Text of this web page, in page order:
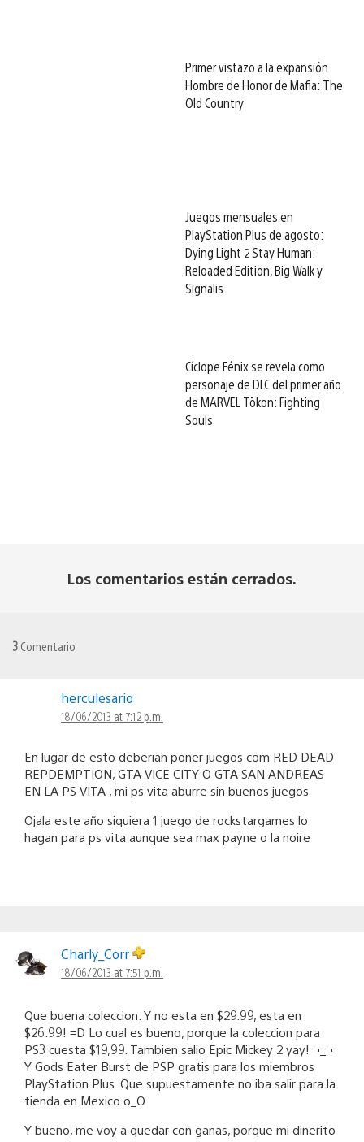
Primer vistazo a la expansión
Hombre de Honor de Mafia: The
Old Country
Juegos mensuales en
PlayStation Plus de agosto:
Dying Light 2 Stay Human:
Reloaded Edition, Big Walk y
Signalis
Cíclope Fénix se revela como
personaje de DLC del primer año
de MARVEL Tōkon: Fighting
Souls
Los comentarios están cerrados.
3 Comentario
herculesario
18/06/2013 at 7:12 p.m.
En lugar de esto deberian poner juegos com RED DEAD
REPDEMPTION, GTA VICE CITY O GTA SAN ANDREAS
EN LA PS VITA , mi ps vita aburre sin buenos juegos
Ojala este año siquiera 1 juego de rockstargames lo
hagan para ps vita aunque sea max payne o la noire
Charly_Corr
18/06/2013 at 7:51 p.m.
Que buena coleccion. Y no esta en $29.99, esta en
$26.99! =D Lo cual es bueno, porque la coleccion para
PS3 cuesta $19,99. Tambien salio Epic Mickey 2 yay! ¬_¬
Y Gods Eater Burst de PSP gratis para los miembros
PlayStation Plus. Que supuestamente no iba salir para la
tienda en Mexico o_O
Y bueno, me voy a quedar con ganas, porque mi dinerito